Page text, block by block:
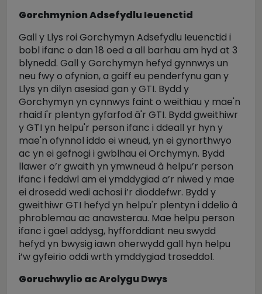
Gorchmynion Adsefydlu Ieuenctid
Gall y Llys roi Gorchymyn Adsefydlu Ieuenctid i
bobl ifanc o dan 18 oed a all barhau am hyd at 3
blynedd. Gall y Gorchymyn hefyd gynnwys un
neu fwy o ofynion, a gaiff eu penderfynu gan y
Llys yn dilyn asesiad gan y GTI. Bydd y
Gorchymyn yn cynnwys faint o weithiau y mae'n
rhaid i'r plentyn gyfarfod â'r GTI. Bydd gweithiwr
y GTI yn helpu'r person ifanc i ddeall yr hyn y
mae'n ofynnol iddo ei wneud, yn ei gynorthwyo
ac yn ei gefnogi i gwblhau ei Orchymyn. Bydd
llawer o’r gwaith yn ymwneud â helpu’r person
ifanc i feddwl am ei ymddygiad a’r niwed y mae
ei drosedd wedi achosi i’r dioddefwr. Bydd y
gweithiwr GTI hefyd yn helpu'r plentyn i ddelio â
phroblemau ac anawsterau. Mae helpu person
ifanc i gael addysg, hyfforddiant neu swydd
hefyd yn bwysig iawn oherwydd gall hyn helpu
i’w gyfeirio oddi wrth ymddygiad troseddol.
Goruchwylio ac Arolygu Dwys